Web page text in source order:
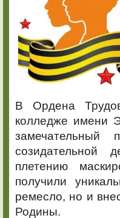
В Ордена
колледже имени
замечательный
созидательной
плетению
получили
ремесло, но и
Родины.